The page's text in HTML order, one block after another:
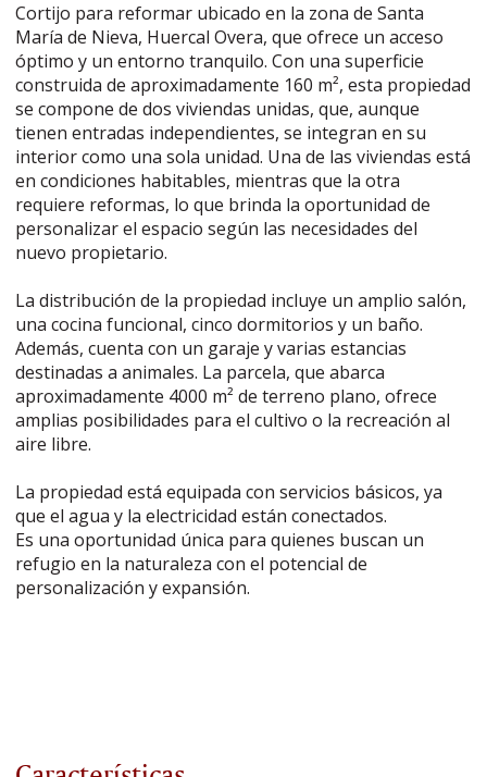
Cortijo para reformar ubicado en la zona de Santa
María de Nieva, Huercal Overa, que ofrece un acceso
óptimo y un entorno tranquilo. Con una superficie
construida de aproximadamente 160 m², esta propiedad
se compone de dos viviendas unidas, que, aunque
tienen entradas independientes, se integran en su
interior como una sola unidad. Una de las viviendas está
en condiciones habitables, mientras que la otra
requiere reformas, lo que brinda la oportunidad de
personalizar el espacio según las necesidades del
nuevo propietario.
La distribución de la propiedad incluye un amplio salón,
una cocina funcional, cinco dormitorios y un baño.
Además, cuenta con un garaje y varias estancias
destinadas a animales. La parcela, que abarca
aproximadamente 4000 m² de terreno plano, ofrece
amplias posibilidades para el cultivo o la recreación al
aire libre.
La propiedad está equipada con servicios básicos, ya
que el agua y la electricidad están conectados.
Es una oportunidad única para quienes buscan un
refugio en la naturaleza con el potencial de
personalización y expansión.